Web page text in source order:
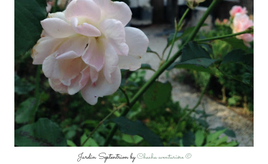
Jardin Septentrion byChacha aventurière ©